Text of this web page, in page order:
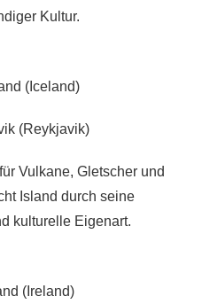
Kultur.
(Iceland)
(Reykjavik)
Vulkane, Gletscher und
Island durch seine
kulturelle Eigenart.
(Ireland)